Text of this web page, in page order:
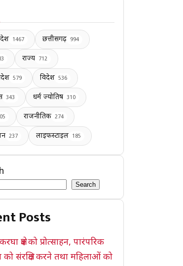
1467 छत्तीसगढ़ 994
राज्य 712
579 विदेश 536
343 धर्म ज्योतिष 310
राजनीतिक 274
237 लाइफस्टाइल 185
Search
Posts
क्षेत्र को प्रोत्साहन, पारंपरिक
संरक्षित करने तथा महिलाओं को